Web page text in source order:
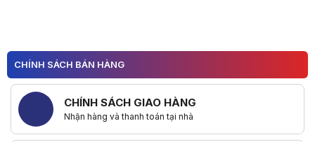
CHÍNH SÁCH BÁN HÀNG
CHÍNH SÁCH GIAO HÀNG
Nhận hàng và thanh toán tại nhà